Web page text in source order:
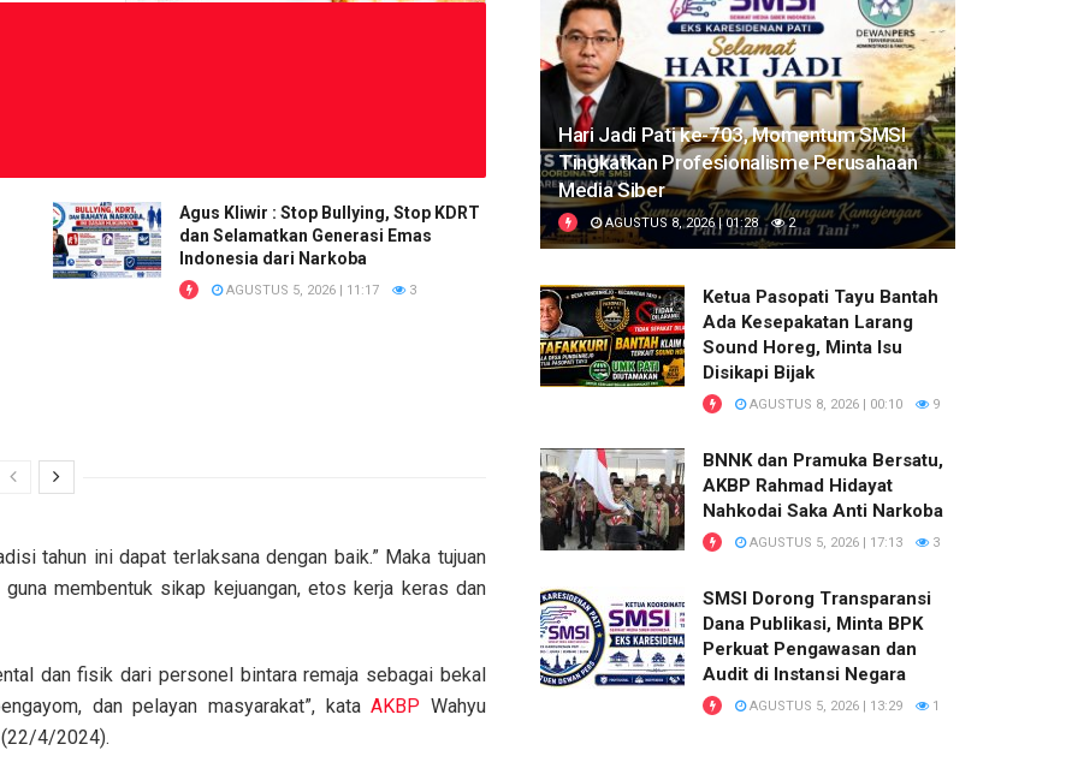
Agus Kliwir : Stop Bullying, Stop KDRT
dan Selamatkan Generasi Emas
Indonesia dari Narkoba
AGUSTUS 5, 2026 | 11:17 3
tahun ini dapat terlaksana dengan baik.” Maka tujuan
membentuk sikap kejuangan, etos kerja keras dan
dan fisik dari personel bintara remaja sebagai bekal
dan pelayan masyarakat”, kataAKBP Wahyu
(22/4/2024).
Hari Jadi Pati ke-703, Momentum SMSI
Tingkatkan Profesionalisme Perusahaan
Media Siber
AGUSTUS 8, 2026 | 01:28 2
Ketua Pasopati Tayu Bantah
Ada Kesepakatan Larang
Sound Horeg, Minta Isu
Disikapi Bijak
AGUSTUS 8, 2026 | 00:10 9
BNNK dan Pramuka Bersatu,
AKBP Rahmad Hidayat
Nahkodai Saka Anti Narkoba
AGUSTUS 5, 2026 | 17:13 3
SMSI Dorong Transparansi
Dana Publikasi, Minta BPK
Perkuat Pengawasan dan
Audit di Instansi Negara
AGUSTUS 5, 2026 | 13:29 1